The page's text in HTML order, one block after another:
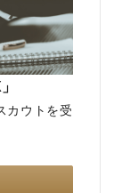
カウトを受